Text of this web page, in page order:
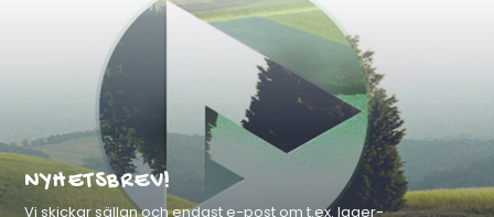
NYHETSBREV!
Vi skickar sällan och endast e-post om t.ex. lager-